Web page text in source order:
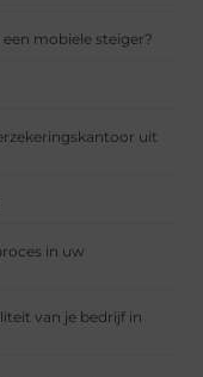
mobiele steiger?
uit
in uw
van je bedrijf in